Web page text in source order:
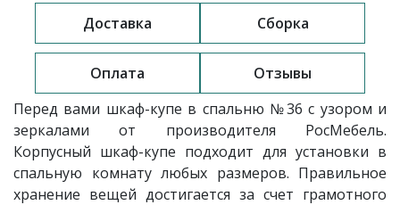
Доставка Сборка
Оплата
Отзывы
Перед вами шкаф-купе в спальню №36 с узором и
зеркалами от производителя РосМебель.
Корпусный шкаф-купе подходит для установки в
спальную комнату любых размеров. Правильное
хранение вещей достигается за счет грамотного